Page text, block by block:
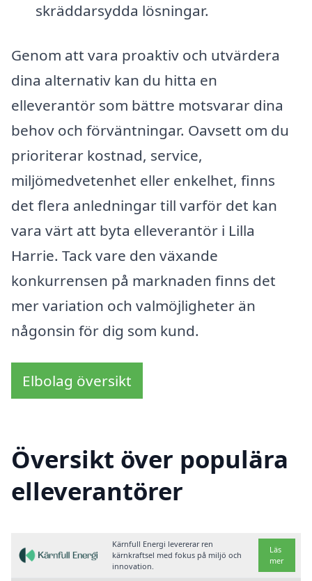
skräddarsydda lösningar.
Genom att vara proaktiv och utvärdera
dina alternativ kan du hitta en
elleverantör som bättre motsvarar dina
behov och förväntningar. Oavsett om du
prioriterar kostnad, service,
miljömedvetenhet eller enkelhet, finns
det flera anledningar till varför det kan
vara värt att byta elleverantör i Lilla
Harrie. Tack vare den växande
konkurrensen på marknaden finns det
mer variation och valmöjligheter än
någonsin för dig som kund.
Elbolag översikt
Översikt över populära
elleverantörer
Kärnfull Energi levererar ren
kärnkraftsel med fokus på miljö och
innovation.
Läs
mer